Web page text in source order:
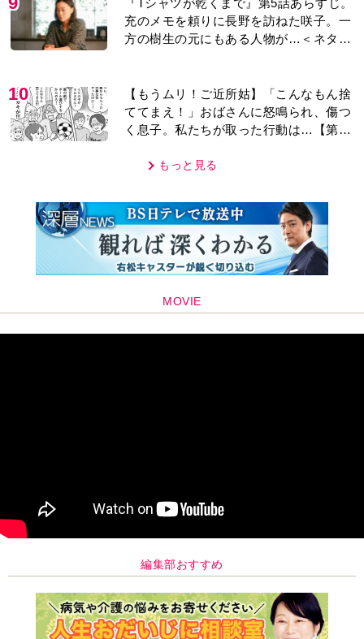
充のメモを頼りに長野を訪ねた咲子。一
方の樹生の元にもある人物が…＜ネタバ
10
【もうムリ！ご近所姑】「こんなもん捨
ててまえ！」おばさんに怒鳴られ、傷つ
く息子。私たちが取った行動は…【第3
もっと見る
MOVIE
編集部おすすめ